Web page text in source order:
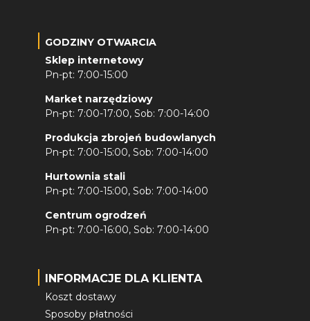
GODZINY OTWARCIA
Sklep internetowy
Pn-pt: 7:00-15:00
Market narzędziowy
Pn-pt: 7:00-17:00, Sob: 7:00-14:00
Produkcja zbrojeń budowlanych
Pn-pt: 7:00-15:00, Sob: 7:00-14:00
Hurtownia stali
Pn-pt: 7:00-15:00, Sob: 7:00-14:00
Centrum ogrodzeń
Pn-pt: 7:00-16:00, Sob: 7:00-14:00
INFORMACJE DLA KLIENTA
Koszt dostawy
Sposoby płatności